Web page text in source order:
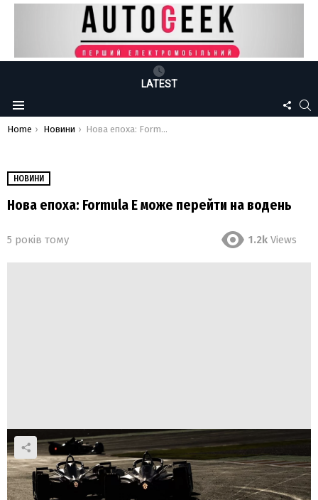
LATEST
Menu
US
You are here:
Home Новини Нова епоха: Formula E може перейти на водень
НОВИНИ
Нова епоха: Formula E може перейти на водень
5 років тому 1.2k Views